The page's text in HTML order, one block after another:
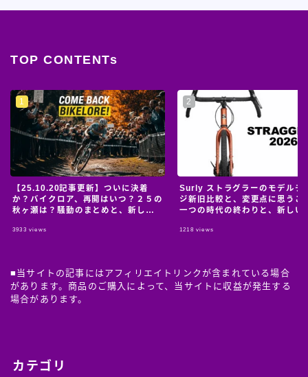
Follow Me
TOP CONTENTs
【25.10.20記事更新】ついに決着
か？バイクロア、再開はいつ？２５の
秋ヶ瀬は？騒動のまとめと、新しい
3933 views
Surly ストラグラーのモデルチ
ジ新旧比較と、変更点に思うこ
一つの時代の終わりと、新しい
1218 views
■当サイトの記事にはアフィリエイトリンクが含まれている場合
があります。商品のご購入によって、当サイトに収益が発生する
場合があります。
カテゴリ